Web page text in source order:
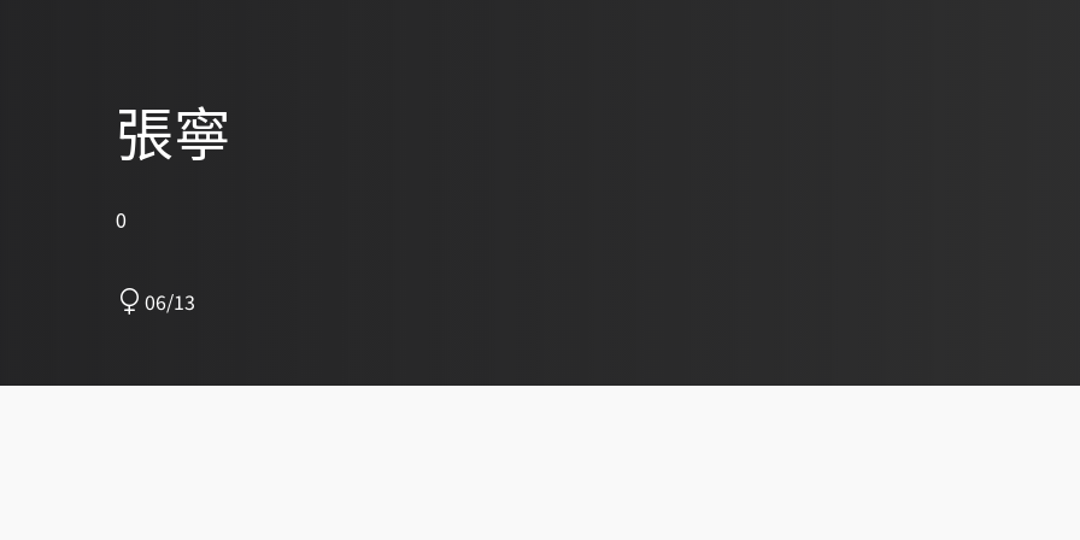
張寧
0
06/13